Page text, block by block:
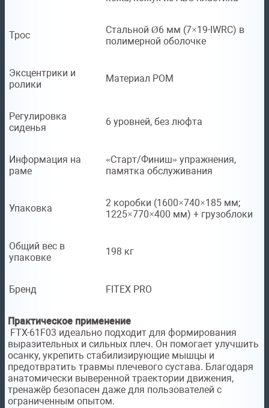
Трос
Стальной Ø6 мм (7×19-IWRC) в
полимерной оболочке
Эксцентрики и
ролики
Материал POM
Регулировка
сиденья
6 уровней, без люфта
Информация на
раме
«Старт/Финиш» упражнения,
памятка обслуживания
Упаковка
2 коробки (1600×740×185 мм;
1225×770×400 мм) + грузоблоки
Общий вес в
упаковке
198 кг
Бренд FITEX PRO
Практическое применение
FTX-61F03 идеально подходит для формирования
выразительных и сильных плеч. Он помогает улучшить
осанку, укрепить стабилизирующие мышцы и
предотвратить травмы плечевого сустава. Благодаря
анатомически выверенной траектории движения,
тренажёр безопасен даже для пользователей с
ограниченным опытом.